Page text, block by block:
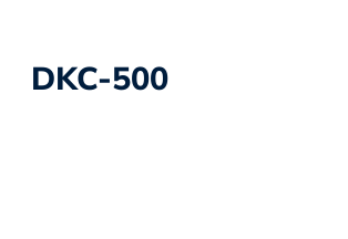
DKC-500​